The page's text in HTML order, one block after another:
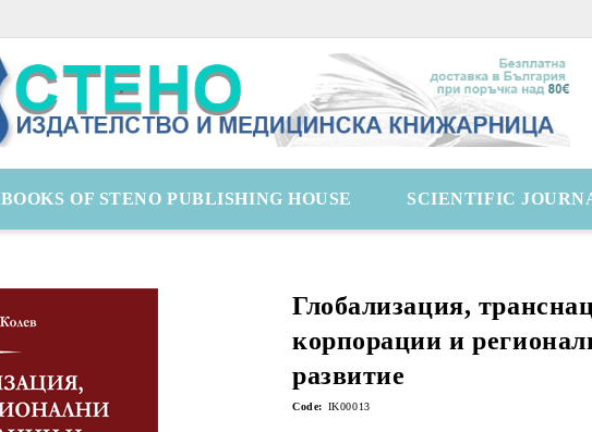
BOOKS OF STENO PUBLISHING HOUSE SCIENTIFIC
Глобализация,
корпорации и
развитие
Code: IK00013